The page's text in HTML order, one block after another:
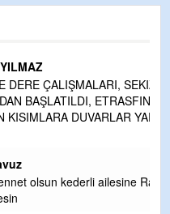
SEKIZ YIL ÖNCE ALKAYA
YERLEŞİM YERI
YAPILDI."BURADAK...
Rabbim Sabri Celil